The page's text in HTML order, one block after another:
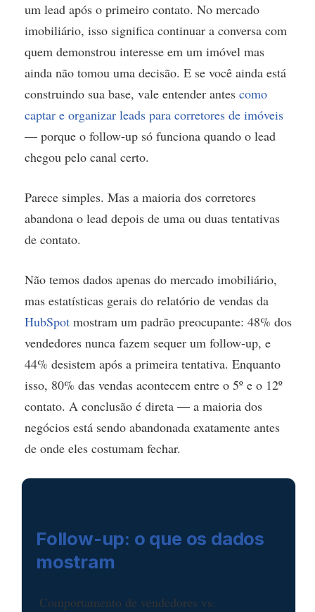
um lead após o primeiro contato. No mercado
imobiliário, isso significa continuar a conversa com
quem demonstrou interesse em um imóvel mas
ainda não tomou uma decisão. E se você ainda está
construindo sua base, vale entender antes como
captar e organizar leads para corretores de imóveis
— porque o follow-up só funciona quando o lead
chegou pelo canal certo.
Parece simples. Mas a maioria dos corretores
abandona o lead depois de uma ou duas tentativas
de contato.
Não temos dados apenas do mercado imobiliário,
mas estatísticas gerais do relatório de vendas da
HubSpot mostram um padrão preocupante: 48% dos
vendedores nunca fazem sequer um follow-up, e
44% desistem após a primeira tentativa. Enquanto
isso, 80% das vendas acontecem entre o 5º e o 12º
contato. A conclusão é direta — a maioria dos
negócios está sendo abandonada exatamente antes
de onde eles costumam fechar.
Follow-up: o que os dados
mostram
Comportamento de vendedores vs.